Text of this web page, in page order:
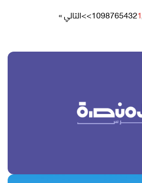
1
2
3
4
5
6
7
8
9
10
>>التالي »